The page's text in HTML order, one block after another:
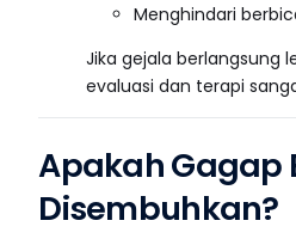
Menghindari
Jika gejala berlangsung
evaluasi dan terapi
Apakah Gagap
Disembuhkan?